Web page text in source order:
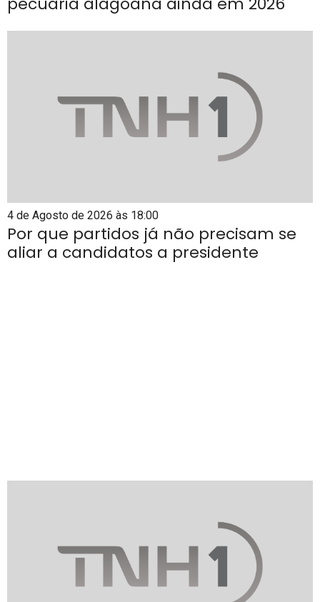
4 de Agosto de 2026 às 18:00
Por que partidos já não precisam se
aliar a candidatos a presidente